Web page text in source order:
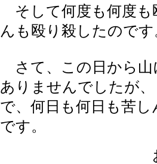
そして何度も何度も
んも殴り殺したのです
さて、この日から山
ありませんでしたが
で、何日も何日も苦
です。